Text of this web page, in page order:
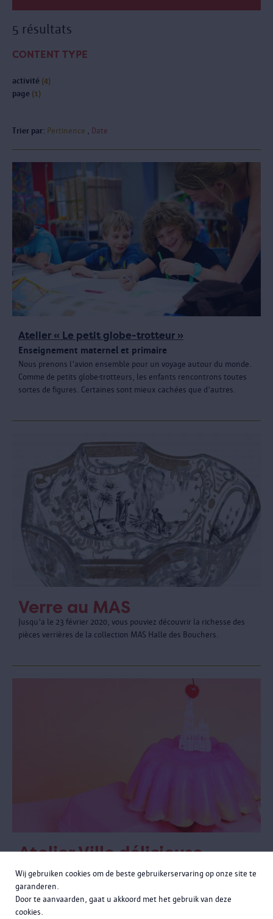
Wij gebruiken cookies om de beste gebruikerservaring op onze site te
garanderen.
Door te aanvaarden, gaat u akkoord met het gebruik van deze
cookies.
5 résultats
CONTENT TYPE
activité (4)
page (1)
Trier par: Pertinence Date
Atelier « Le petit globe-trotteur »
Enseignement maternel et primaire
Nous prenons l'avion ensemble pour un voyage autour du monde.
Comme de petits globe-trotteurs, les enfants rencontrons toutes
sortes de figures. Certaines sont mieux cachées que d'autres.
Verre au MAS
Jusqu'a le 23 février 2020, vous pouviez découvrir la richesse des
pièces verrières de la collection MAS Halle des Bouchers.
Atelier Ville délicieuse
Enseignement primaire
Les enfants exploreront l'expo « Anvers à la carte ». Ensuite, ils
font preuve de créativité dans l'atelier et construisent une
délicieuse ville de nourriture.